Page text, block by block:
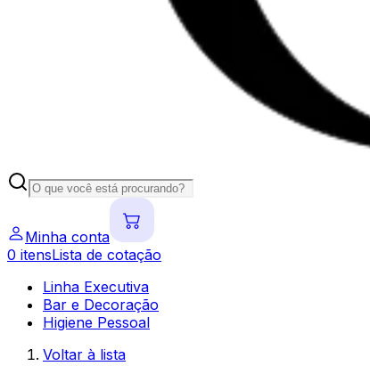
Minha conta
0 itensLista de cotação
Linha Executiva
Bar e Decoração
Higiene Pessoal
Voltar à lista